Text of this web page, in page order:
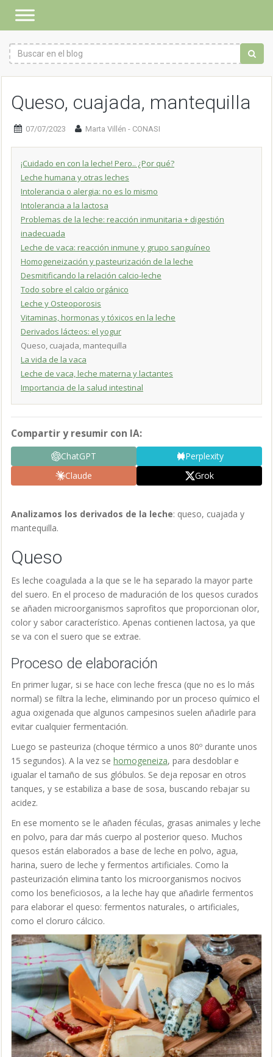
Queso, cuajada, mantequilla
07/07/2023 Marta Villén - CONASI
¡Cuidado en con la leche! Pero.. ¿Por qué?
Leche humana y otras leches
Intolerancia o alergia: no es lo mismo
Intolerancia a la lactosa
Problemas de la leche: reacción inmunitaria + digestión
inadecuada
Leche de vaca: reacción inmune y grupo sanguíneo
Homogeneización y pasteurización de la leche
Desmitificando la relación calcio-leche
Todo sobre el calcio orgánico
Leche y Osteoporosis
Vitaminas, hormonas y tóxicos en la leche
Derivados lácteos: el yogur
Queso, cuajada, mantequilla
La vida de la vaca
Leche de vaca, leche materna y lactantes
Importancia de la salud intestinal
Compartir y resumir con IA:
ChatGPT
Perplexity
Claude
Grok
Analizamos los derivados de la leche: queso, cuajada y
mantequilla.
Queso
Es leche coagulada a la que se le ha separado la mayor parte
del suero. En el proceso de maduración de los quesos curados
se añaden microorganismos saprofitos que proporcionan olor,
color y sabor característico. Apenas contienen lactosa, ya que
se va con el suero que se extrae.
Proceso de elaboración
En primer lugar, si se hace con leche fresca (que no es lo más
normal) se filtra la leche, eliminando por un proceso químico el
agua oxigenada que algunos campesinos suelen añadirle para
evitar cualquier fermentación.
Luego se pasteuriza (choque térmico a unos 80º durante unos
15 segundos). A la vez se homogeneiza, para desdoblar e
igualar el tamaño de sus glóbulos. Se deja reposar en otros
tanques, y se estabiliza a base de sosa, buscando rebajar su
acidez.
En ese momento se le añaden féculas, grasas animales y leche
en polvo, para dar más cuerpo al posterior queso. Muchos
quesos están elaborados a base de leche en polvo, agua,
harina, suero de leche y fermentos artificiales. Como la
pasteurización elimina tanto los microorganismos nocivos
como los beneficiosos, a la leche hay que añadirle fermentos
para elaborar el queso: fermentos naturales, o artificiales,
como el cloruro cálcico.